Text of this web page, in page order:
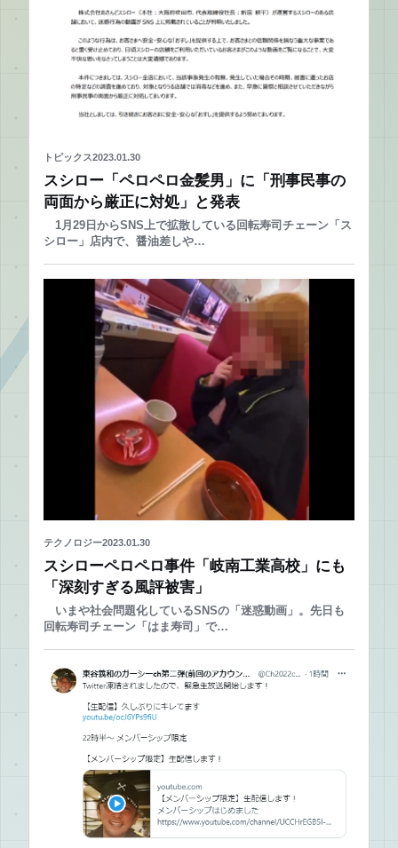
トピックス2023.01.30
スシロー「ペロペロ金髪男」に「刑事⺠事の
両⾯から厳正に対処」と発表
1月29日からSNS上で拡散している回転寿司チェーン「ス
シロー」店内で、醤油差しや…
テクノロジー2023.01.30
スシローペロペロ事件「岐南工業高校」にも
「深刻すぎる風評被害」
いまや社会問題化しているSNSの「迷惑動画」。先日も
回転寿司チェーン「はま寿司」で…